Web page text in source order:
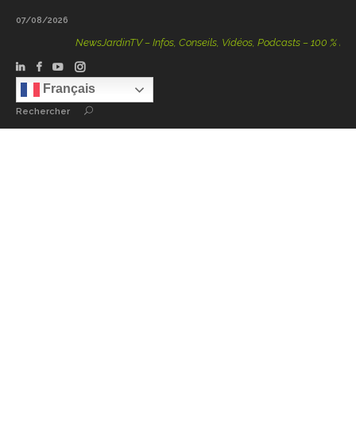
07/08/2026
NewsJardinTV – Infos, Conseils, Vidéos, Podcasts – 100 % Nature
Français
Rechercher